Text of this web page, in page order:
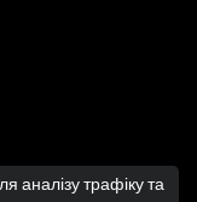
аналізу трафіку та